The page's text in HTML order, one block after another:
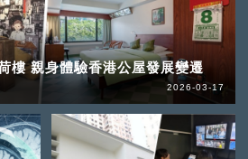
樓 親身體驗香港公屋發展變遷
2026-03-17